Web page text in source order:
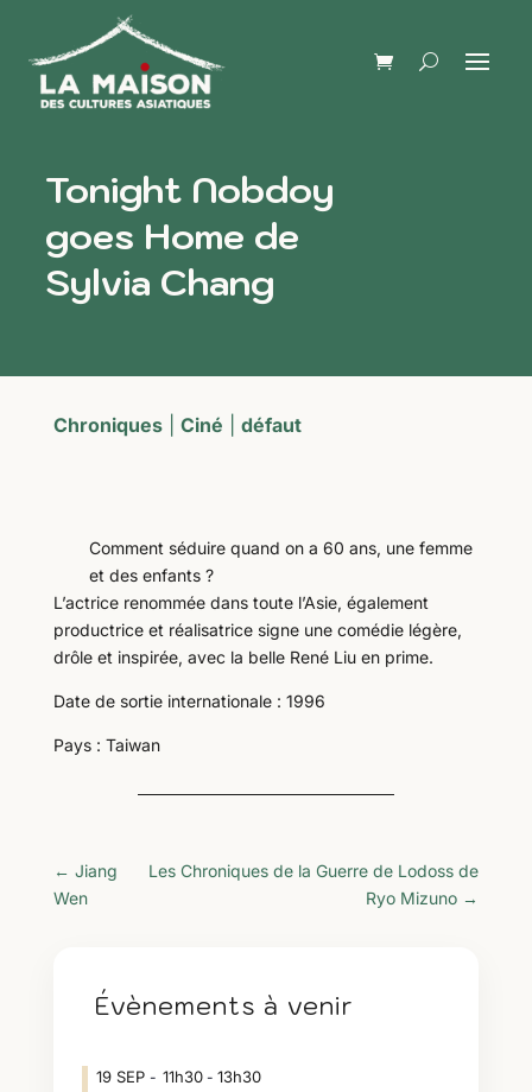
Tonight Nobdoy
goes Home de
Sylvia Chang
Chroniques| Ciné défaut
Comment séduire quand on a 60 ans, une femme
et des enfants ?
L’actrice renommée dans toute l’Asie, également
productrice et réalisatrice signe une comédie légère,
drôle et inspirée, avec la belle René Liu en prime.
Date de sortie internationale : 1996
Pays : Taiwan
← Jiang
Wen
Les Chroniques de la Guerre de Lodoss de
Ryo Mizuno →
Évènements à venir
19 SEP 11h30- 13h30